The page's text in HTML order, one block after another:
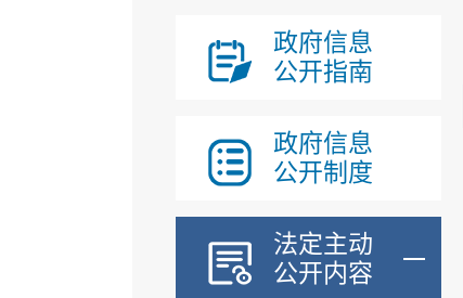
政府信息
公开指南
政府信息
公开制度
法定主动
公开内容